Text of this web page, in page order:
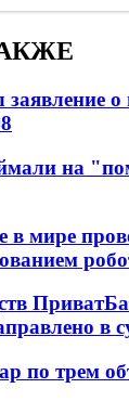
заявление
на
в мире
в
по трем